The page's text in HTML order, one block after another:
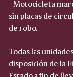
- Motocicleta
sin placas de
de robo.
Todas las
disposición de la
Estado a fin de